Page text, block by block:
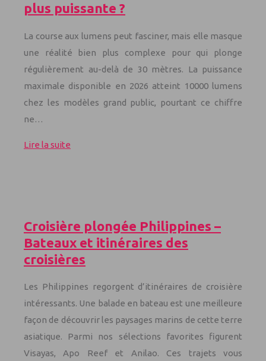
plus puissante ?
La course aux lumens peut fasciner, mais elle masque
une réalité bien plus complexe pour qui plonge
régulièrement au-delà de 30 mètres. La puissance
maximale disponible en 2026 atteint 10000 lumens
chez les modèles grand public, pourtant ce chiffre
ne…
Lire la suite
Croisière plongée Philippines –
Bateaux et itinéraires des
croisières
Les Philippines regorgent d’itinéraires de croisière
intéressants. Une balade en bateau est une meilleure
façon de découvrir les paysages marins de cette terre
asiatique. Parmi nos sélections favorites figurent
Visayas, Apo Reef et Anilao. Ces trajets vous